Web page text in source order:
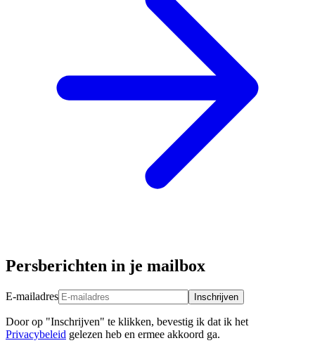
Persberichten in je mailbox
E-mailadres Inschrijven
Door op "Inschrijven" te klikken, bevestig ik dat ik het
Privacybeleid gelezen heb en ermee akkoord ga.